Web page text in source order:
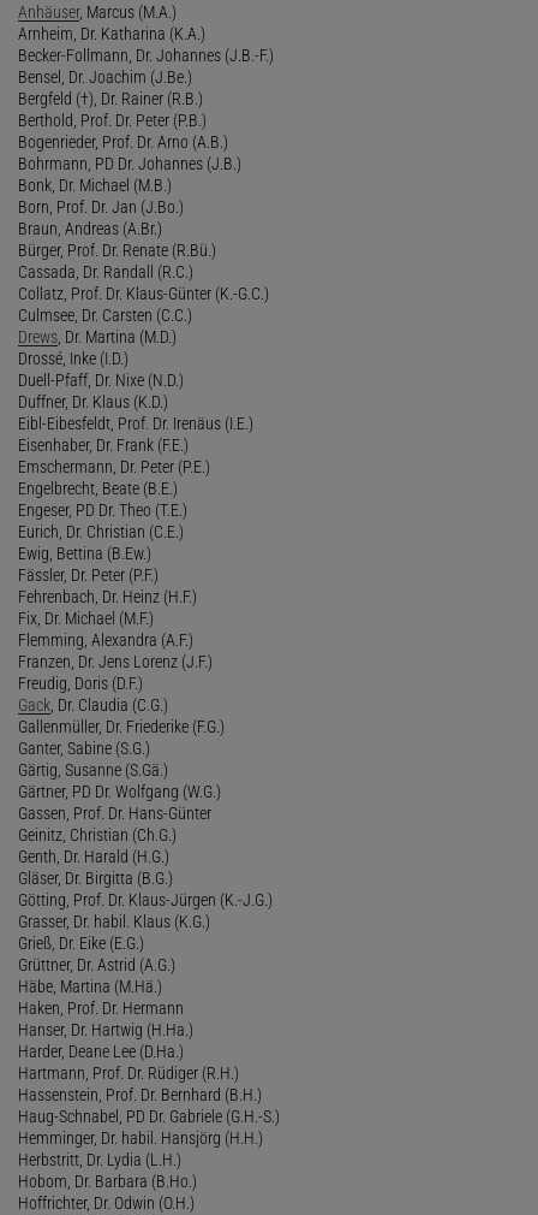
Anhäuser, Marcus (M.A.)
Arnheim, Dr. Katharina (K.A.)
Becker-Follmann, Dr. Johannes (J.B.-F.)
Bensel, Dr. Joachim (J.Be.)
Bergfeld (†), Dr. Rainer (R.B.)
Berthold, Prof. Dr. Peter (P.B.)
Bogenrieder, Prof. Dr. Arno (A.B.)
Bohrmann, PD Dr. Johannes (J.B.)
Bonk, Dr. Michael (M.B.)
Born, Prof. Dr. Jan (J.Bo.)
Braun, Andreas (A.Br.)
Bürger, Prof. Dr. Renate (R.Bü.)
Cassada, Dr. Randall (R.C.)
Collatz, Prof. Dr. Klaus-Günter (K.-G.C.)
Culmsee, Dr. Carsten (C.C.)
Drews , Dr. Martina (M.D.)
Drossé, Inke (I.D.)
Duell-Pfaff, Dr. Nixe (N.D.)
Duffner, Dr. Klaus (K.D.)
Eibl-Eibesfeldt, Prof. Dr. Irenäus (I.E.)
Eisenhaber, Dr. Frank (F.E.)
Emschermann, Dr. Peter (P.E.)
Engelbrecht, Beate (B.E.)
Engeser, PD Dr. Theo (T.E.)
Eurich, Dr. Christian (C.E.)
Ewig, Bettina (B.Ew.)
Fässler, Dr. Peter (P.F.)
Fehrenbach, Dr. Heinz (H.F.)
Fix, Dr. Michael (M.F.)
Flemming, Alexandra (A.F.)
Franzen, Dr. Jens Lorenz (J.F.)
Freudig, Doris (D.F.)
Gack , Dr. Claudia (C.G.)
Gallenmüller, Dr. Friederike (F.G.)
Ganter, Sabine (S.G.)
Gärtig, Susanne (S.Gä.)
Gärtner, PD Dr. Wolfgang (W.G.)
Gassen, Prof. Dr. Hans-Günter
Geinitz, Christian (Ch.G.)
Genth, Dr. Harald (H.G.)
Gläser, Dr. Birgitta (B.G.)
Götting, Prof. Dr. Klaus-Jürgen (K.-J.G.)
Grasser, Dr. habil. Klaus (K.G.)
Grieß, Dr. Eike (E.G.)
Grüttner, Dr. Astrid (A.G.)
Häbe, Martina (M.Hä.)
Haken, Prof. Dr. Hermann
Hanser, Dr. Hartwig (H.Ha.)
Harder, Deane Lee (D.Ha.)
Hartmann, Prof. Dr. Rüdiger (R.H.)
Hassenstein, Prof. Dr. Bernhard (B.H.)
Haug-Schnabel, PD Dr. Gabriele (G.H.-S.)
Hemminger, Dr. habil. Hansjörg (H.H.)
Herbstritt, Dr. Lydia (L.H.)
Hobom, Dr. Barbara (B.Ho.)
Hoffrichter, Dr. Odwin (O.H.)